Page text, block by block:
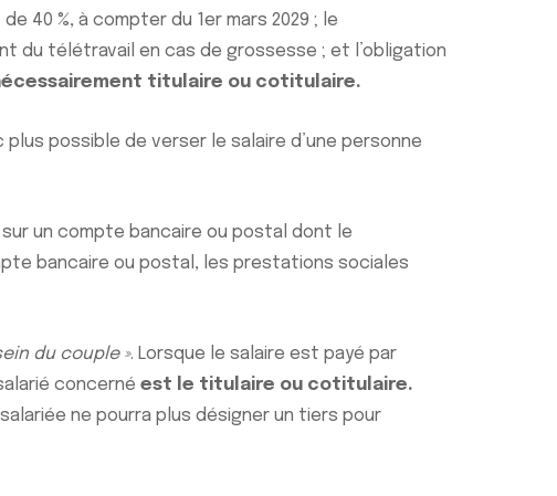
40 %, à compter du 1er mars 2029 ; le
du télétravail en cas de grossesse ; et l’obligation
titulaire ou cotitulaire.
possible de verser le salaire d’une personne
un compte bancaire ou postal dont le
bancaire ou postal, les prestations sociales
du couple ». Lorsque le salaire est payé par
concerné est le titulaire ou cotitulaire.
ne pourra plus désigner un tiers pour